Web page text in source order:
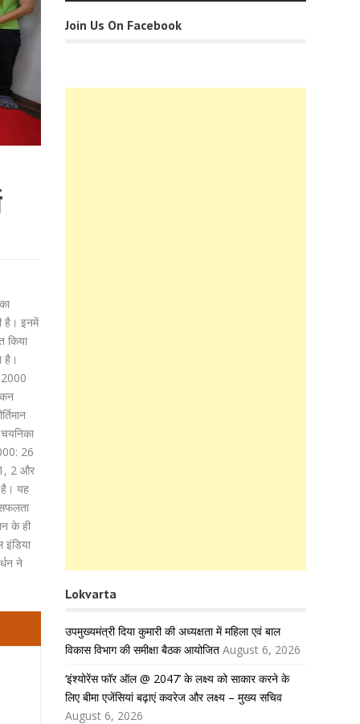
है। इनमें
किया
है।
2000
26
1, 2 और
है। यह
के ही
ने
Join Us On Facebook
Lokvarta
उपमुख्यमंत्री दिया कुमारी की अध्यक्षता में महिला एवं बाल
विकास विभाग की समीक्षा बैठक आयोजित August 6, 2026
‘इंश्योरेंस फॉर ऑल @ 2047’ के लक्ष्य को साकार करने के
लिए बीमा एजेंसियां बढ़ाएं कवरेज और लक्ष्य – मुख्य सचिव
August 6, 2026